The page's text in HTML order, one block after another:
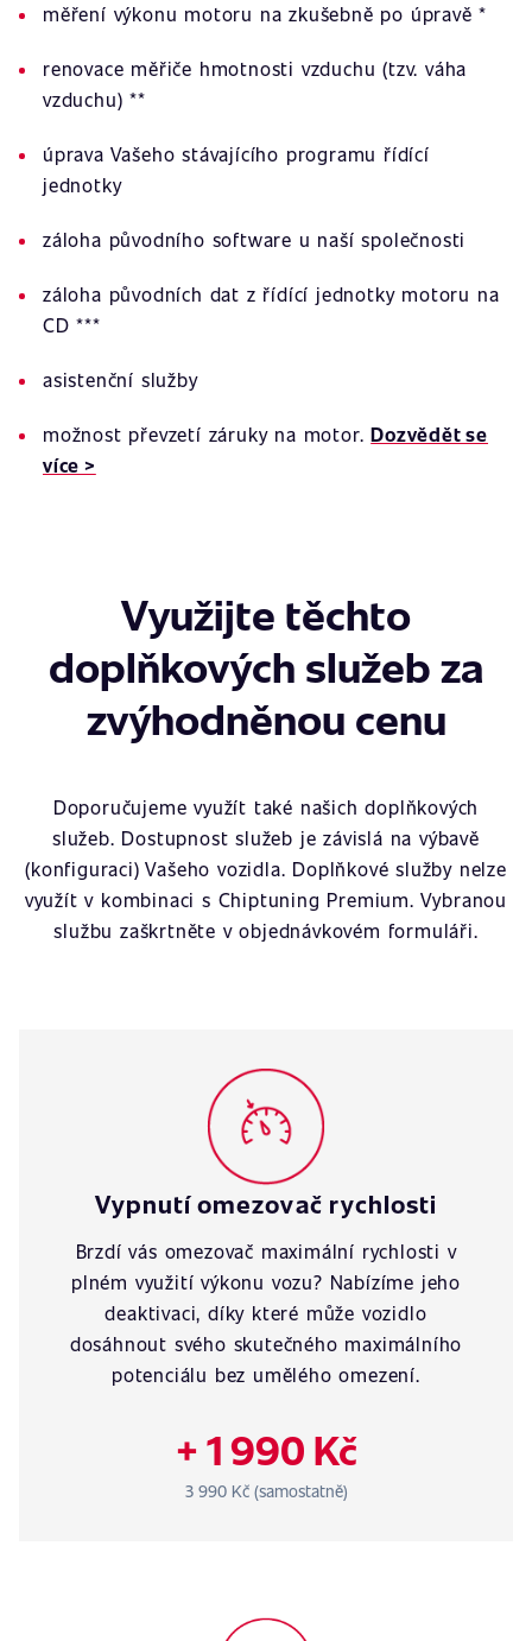
měření výkonu motoru na zkušebně po úpravě *
renovace měřiče hmotnosti vzduchu (tzv. váha
vzduchu) **
úprava Vašeho stávajícího programu řídící
jednotky
záloha původního software u naší společnosti
záloha původních dat z řídící jednotky motoru na
CD ***
asistenční služby
možnost převzetí záruky na motor.Dozvědět se
více >
Využijte těchto
doplňkových služeb za
zvýhodněnou cenu
Doporučujeme využít také našich doplňkových
služeb. Dostupnost služeb je závislá na výbavě
(konfiguraci) Vašeho vozidla. Doplňkové služby nelze
využít v kombinaci s Chiptuning Premium. Vybranou
službu zaškrtněte v objednávkovém formuláři.
Vypnutí omezovač rychlosti
Brzdí vás omezovač maximální rychlosti v
plném využití výkonu vozu? Nabízíme jeho
deaktivaci, díky které může vozidlo
dosáhnout svého skutečného maximálního
potenciálu bez umělého omezení.
+ 1 990 Kč
3 990 Kč (samostatně)